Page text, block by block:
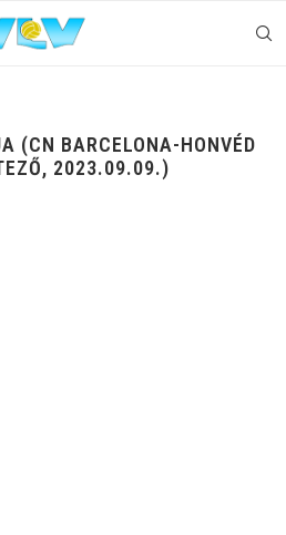
(CN BARCELONA-HONVÉD
2023.09.09.)